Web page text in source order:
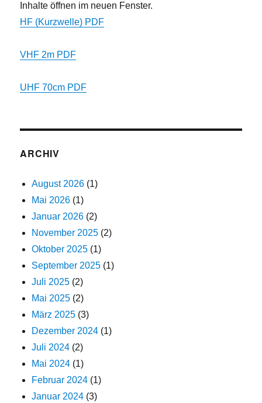
Inhalte öffnen im neuen Fenster.
HF (Kurzwelle) PDF
VHF 2m PDF
UHF 70cm PDF
ARCHIV
August 2026 (1)
Mai 2026 (1)
Januar 2026 (2)
November 2025 (2)
Oktober 2025 (1)
September 2025 (1)
Juli 2025 (2)
Mai 2025 (2)
März 2025 (3)
Dezember 2024 (1)
Juli 2024 (2)
Mai 2024 (1)
Februar 2024 (1)
Januar 2024 (3)